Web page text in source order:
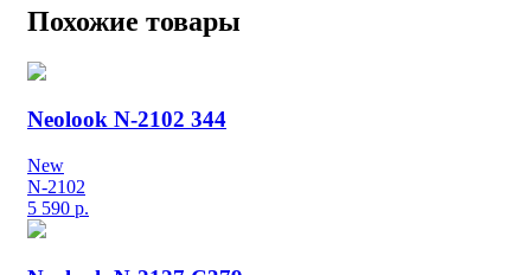
Похожие товары
Neolook N-2102 344
New
N-2102
5 590 р.